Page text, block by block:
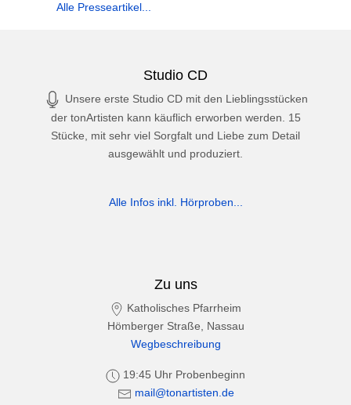
Alle Presseartikel...
Studio CD
Unsere erste Studio CD mit den Lieblingsstücken
der tonArtisten kann käuflich erworben werden. 15
Stücke, mit sehr viel Sorgfalt und Liebe zum Detail
ausgewählt und produziert.
Alle Infos inkl. Hörproben...
Zu uns
Katholisches Pfarrheim
Hömberger Straße, Nassau
Wegbeschreibung
19:45 Uhr Probenbeginn
mail@tonartisten.de